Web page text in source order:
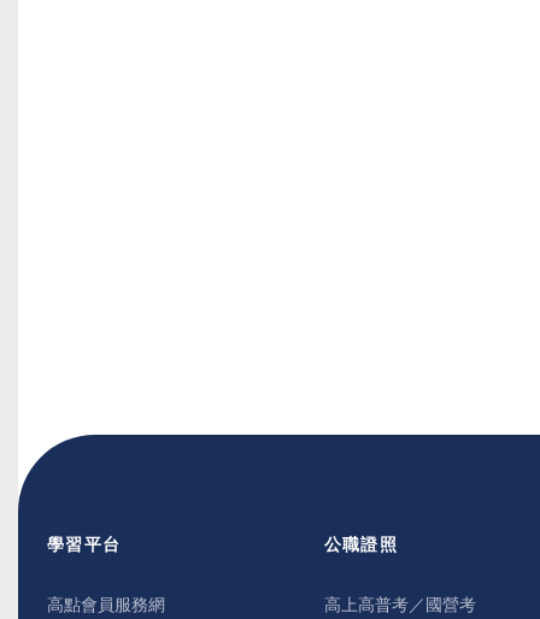
學習平台
高點會員服務網
公職證照
高上高普考／國營考